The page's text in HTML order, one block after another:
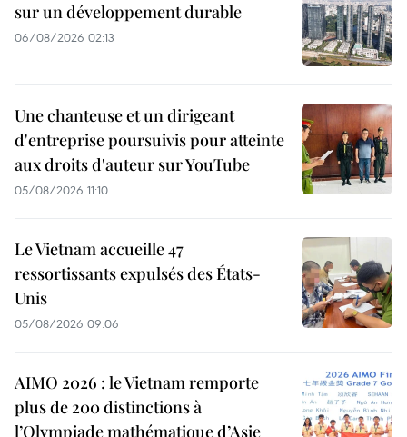
sur un développement durable
06/08/2026 02:13
Une chanteuse et un dirigeant
d'entreprise poursuivis pour atteinte
aux droits d'auteur sur YouTube
05/08/2026 11:10
Le Vietnam accueille 47
ressortissants expulsés des États-
Unis
05/08/2026 09:06
AIMO 2026 : le Vietnam remporte
plus de 200 distinctions à
l’Olympiade mathématique d’Asie